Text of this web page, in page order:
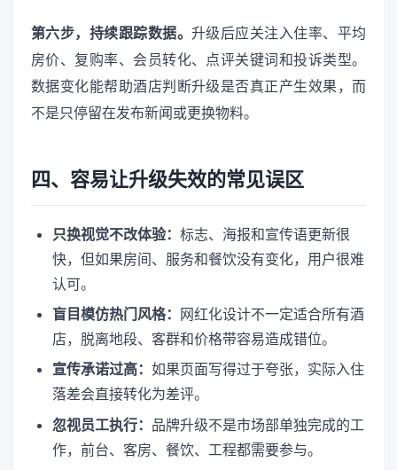
第六步，持续跟踪数据。 升级后应关注入住率、平均
房价、复购率、会员转化、点评关键词和投诉类型。
数据变化能帮助酒店判断升级是否真正产生效果，而
不是只停留在发布新闻或更换物料。
四、容易让升级失效的常见误区
只换视觉不改体验： 标志、海报和宣传语更新很
快，但如果房间、服务和餐饮没有变化，用户很难
认可。
盲目模仿热门风格： 网红化设计不一定适合所有酒
店，脱离地段、客群和价格带容易造成错位。
宣传承诺过高： 如果页面写得过于夸张，实际入住
落差会直接转化为差评。
忽视员工执行： 品牌升级不是市场部单独完成的工
作，前台、客房、餐饮、工程都需要参与。